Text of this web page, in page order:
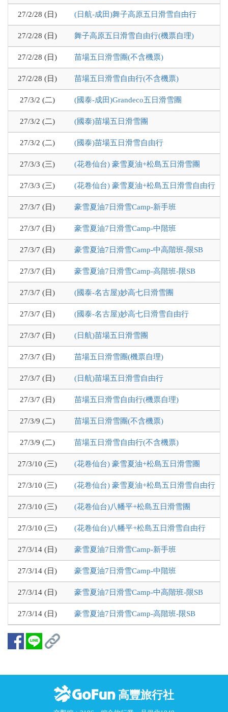
27/2/28 (日) (日航-成田)舞子高原五日滑雪自由行
27/2/28 (日) 舞子高原五日滑雪自由行(機票自理)
27/2/28 (日) 苗場五日滑雪團(不含機票)
27/2/28 (日) 苗場五日滑雪自由行(不含機票)
27/3/2 (二) (國泰-成田)Grandeco五日滑雪團
27/3/2 (二) (國泰)苗場五日滑雪團
27/3/2 (二) (國泰)苗場五日滑雪自由行
27/3/3 (三) (花卷仙台) 豪雪夏油+松島五日滑雪團
27/3/3 (三) (花卷仙台) 豪雪夏油+松島五日滑雪自由行
27/3/7 (日) 豪雪夏油7日滑雪Camp-新手班
27/3/7 (日) 豪雪夏油7日滑雪Camp-中階班
27/3/7 (日) 豪雪夏油7日滑雪Camp-中高階班-限SB
27/3/7 (日) 豪雪夏油7日滑雪Camp-高階班-限SB
27/3/7 (日) (國泰-名古屋)妙高七日滑雪團
27/3/7 (日) (國泰-名古屋)妙高七日滑雪自由行
27/3/7 (日) (日航)苗場五日滑雪團
27/3/7 (日) 苗場五日滑雪團(機票自理)
27/3/7 (日) (日航)苗場五日滑雪自由行
27/3/7 (日) 苗場五日滑雪自由行(機票自理)
27/3/9 (二) 苗場五日滑雪團(不含機票)
27/3/9 (二) 苗場五日滑雪自由行(不含機票)
27/3/10 (三) (花卷仙台) 豪雪夏油+松島五日滑雪團
27/3/10 (三) (花卷仙台) 豪雪夏油+松島五日滑雪自由行
27/3/10 (三) (花卷仙台)八幡平+松島五日滑雪團
27/3/10 (三) (花卷仙台)八幡平+松島五日滑雪自由行
27/3/14 (日) 豪雪夏油7日滑雪Camp-新手班
27/3/14 (日) 豪雪夏油7日滑雪Camp-中階班
27/3/14 (日) 豪雪夏油7日滑雪Camp-中高階班-限SB
27/3/14 (日) 豪雪夏油7日滑雪Camp-高階班-限SB
高豐旅行社